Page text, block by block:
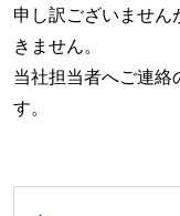
申し訳ございません
きません。
当社担当者へご連絡
す。